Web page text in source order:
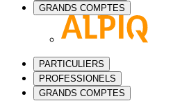
GRANDS COMPTES
PARTICULIERS
PROFESSIONELS
GRANDS COMPTES